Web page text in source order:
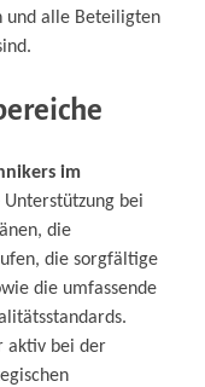
und alle Beteiligten
im
bei
die
die sorgfältige
die umfassende
aktiv bei der